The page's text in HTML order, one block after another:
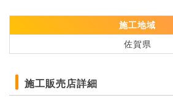
施工地域
佐賀県
施工販売店詳細